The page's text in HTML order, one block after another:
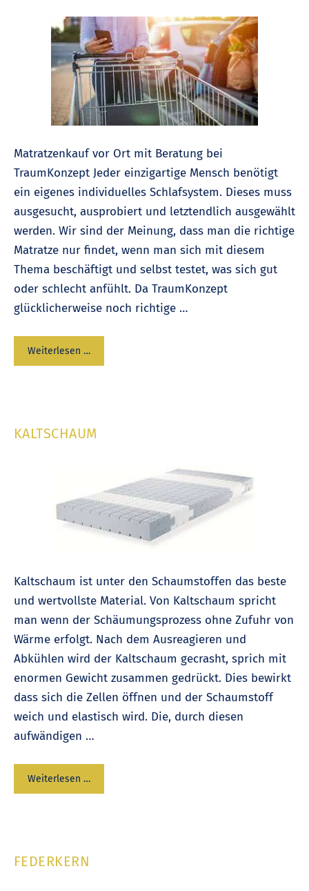
Matratzenkauf vor Ort mit Beratung bei
TraumKonzept Jeder einzigartige Mensch benötigt
ein eigenes individuelles Schlafsystem. Dieses muss
ausgesucht, ausprobiert und letztendlich ausgewählt
werden. Wir sind der Meinung, dass man die richtige
Matratze nur findet, wenn man sich mit diesem
Thema beschäftigt und selbst testet, was sich gut
oder schlecht anfühlt. Da TraumKonzept
glücklicherweise noch richtige …
Weiterlesen …
KALTSCHAUM
Kaltschaum ist unter den Schaumstoffen das beste
und wertvollste Material. Von Kaltschaum spricht
man wenn der Schäumungsprozess ohne Zufuhr von
Wärme erfolgt. Nach dem Ausreagieren und
Abkühlen wird der Kaltschaum gecrasht, sprich mit
enormen Gewicht zusammen gedrückt. Dies bewirkt
dass sich die Zellen öffnen und der Schaumstoff
weich und elastisch wird. Die, durch diesen
aufwändigen …
Weiterlesen …
FEDERKERN